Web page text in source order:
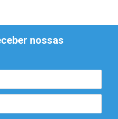
nossas